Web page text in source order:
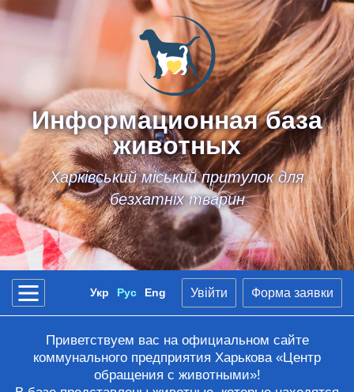
Информационная база
животных
Харківський міський притулок для
безхатніх тварин
Укр Рус Eng Увійти Форма заявки
Приветствуем вас на официальном сайте
коммунального предприятия Харькова «Центр
обращения с животными»!